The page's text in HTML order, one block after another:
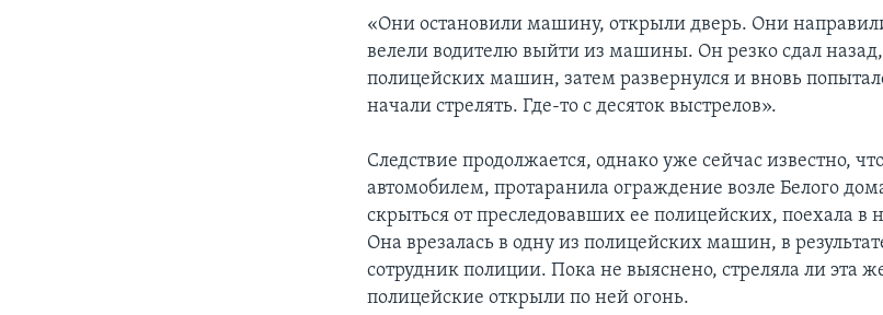
«Они остановили машину, открыли дверь. Они
велели водителю выйти из машины. Он резко сдал назад,
полицейских машин, затем развернулся и вновь
начали стрелять. Где-то с десяток выстрелов».
Следствие продолжается, однако уже сейчас известно,
автомобилем, протаранила ограждение возле Белого
скрыться от преследовавших ее полицейских, поехала в
Она врезалась в одну из полицейских машин, в
сотрудник полиции. Пока не выяснено, стреляла ли эта
полицейские открыли по ней огонь.